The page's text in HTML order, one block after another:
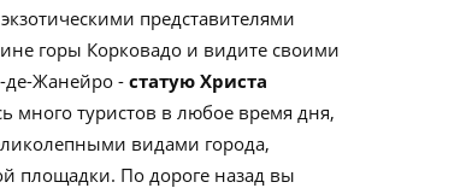
представителями
горы Корковадо и видите своими
де-Жанейро - статую Христа
много туристов в любое время дня,
видами города,
площадки. По дороге назад вы